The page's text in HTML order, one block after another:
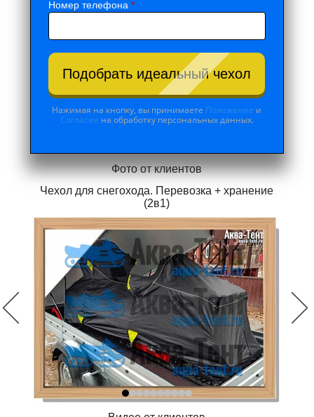
Номер телефона *
Подобрать идеальный чехол
Нажимая на кнопку, вы принимаете Положение и
Согласие на обработку персональных данных.
Фото от клиентов
Чехол для снегохода. Перевозка + хранение
(2в1)